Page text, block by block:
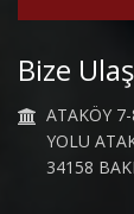
Bize
ATAKÖY
YOLU
34158